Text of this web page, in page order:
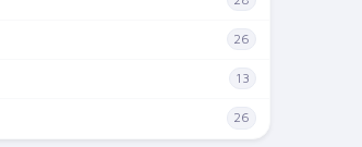
26
13
26